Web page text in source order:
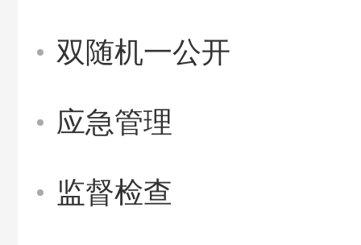
双随机一公开
应急管理
监督检查